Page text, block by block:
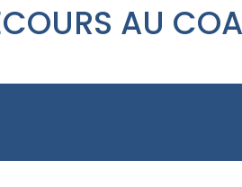
AU